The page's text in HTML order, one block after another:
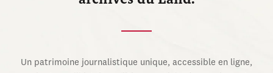
Un patrimoine journalistique unique, accessible en ligne,